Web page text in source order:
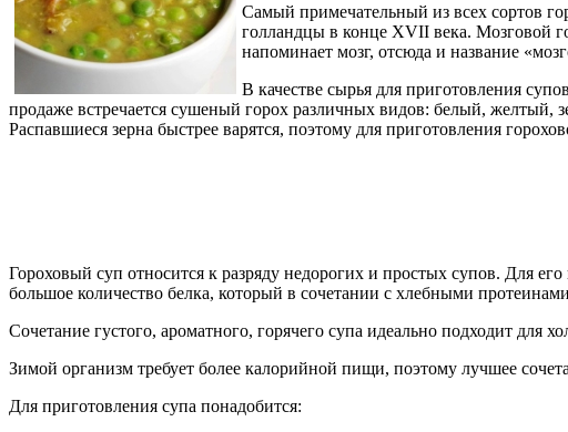
Самый примечательный из всех сортов
голландцы в конце XVII века. Мозговой
напоминает мозг, отсюда и название
В качестве сырья для приготовления
продаже встречается сушеный горох различных видов: белый,
Распавшиеся зерна быстрее варятся, поэтому для приготовления
Гороховый суп относится к разряду недорогих и простых супов. Для
большое количество белка, который в сочетании с хлебными
Сочетание густого, ароматного, горячего супа идеально подходит для
Зимой организм требует более калорийной пищи, поэтому лучшее
Для приготовления супа понадобится: